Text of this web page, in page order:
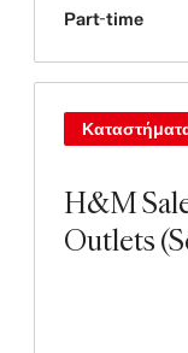
Part-time
H&M
Outlets